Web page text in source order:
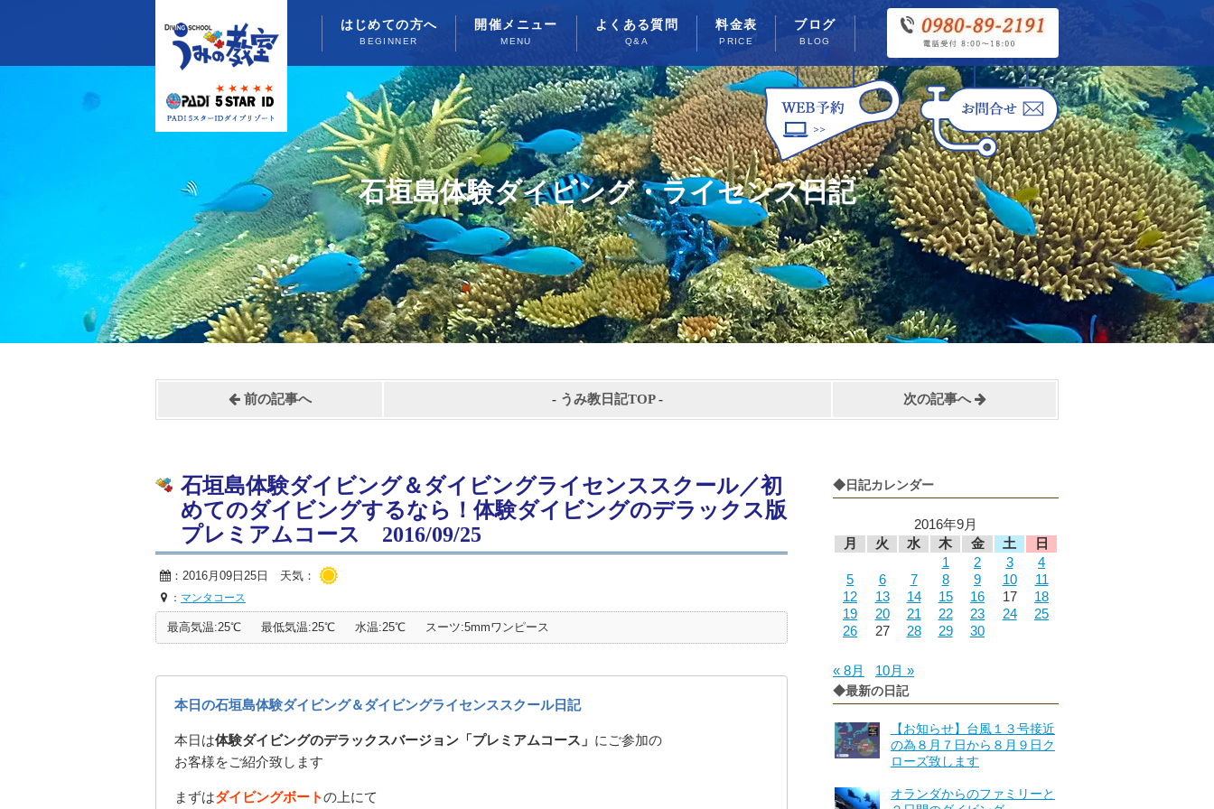
はじめての方へ
BEGINNER
開催メニュー
MENU
よくある質問
Q&A
料金表
PRICE
ブログ
BLOG
石垣島体験ダイビング・ライセンス日記
前の記事へ - うみ教日記TOP- 次の記事へ
◆日記カレンダー
2016年9月
月
火 水 木 金 土
日
1
2 3
4
5
6 7 8 9 10
11
12
13 14 15 16 17
18
19
20 21 22 23 24
25
26
27 28 29 30
« 8月 10月 »
◆最新の日記
【お知らせ】台風１３号接近
の為８月７日から８月９日ク
ローズ致します
オランダからのファミリーと
石垣島体験ダイビング＆ダイビングライセンススクール／初
めてのダイビングするなら！体験ダイビングのデラックス版
プレミアムコース 2016/09/25
：2016月09日25日 天気：
： マンタコース
最高気温:25℃ 最低気温:25℃ 水温:25℃ スーツ:5mmワンピース
本日の石垣島体験ダイビング＆ダイビングライセンススクール日記
本日は体験ダイビングのデラックスバージョン「プレミアムコース」 にご参加の
お客様をご紹介致します
まずはダイビングボートの上にて